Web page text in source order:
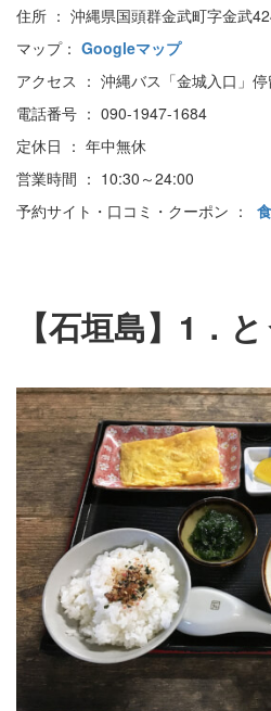
住所 ： 沖縄県国頭群金武町字金武
マップ： Googleマップ
アクセス ： 沖縄バス「金城入口」
電話番号 ： 090-1947-1684
定休日 ： 年中無休
営業時間 ： 10:30～24:00
予約サイト・口コミ・クーポン ：
【石垣島】1．